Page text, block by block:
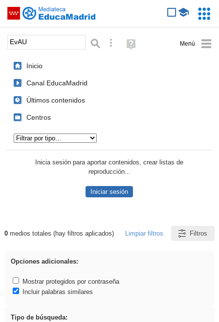
Saltar navegación
Palabra o frase: Búsqueda avanzada
Ayuda
(en
Inicio
Canal EducaMadrid
Últimos contenidos
Centros
Inicia sesión para aportar contenidos, crear listas de
reproducción...
Iniciar sesión
Resultados de: EvAU
0medios totales (hay filtros aplicados) Limpiar filtros Filtros
Opciones adicionales:
Mostrar protegidos por contraseña
Incluir palabras similares
Tipo de búsqueda: